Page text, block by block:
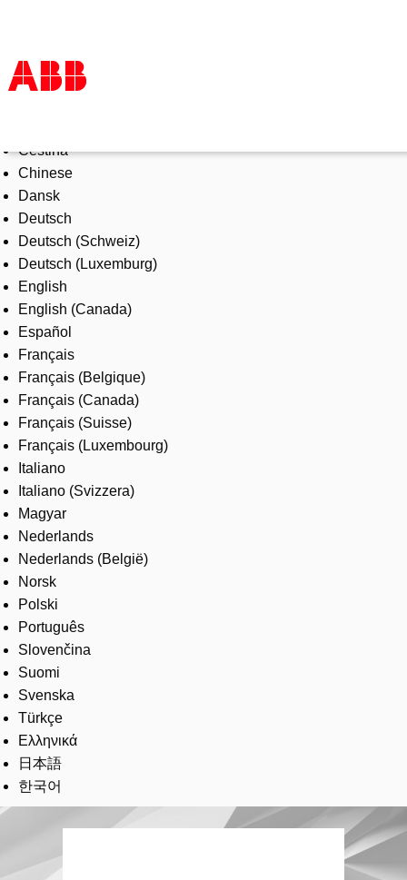
Products & Solutions
Industries
Services
About us
Where to buy
Contact us
Careers
Čeština
Chinese
Dansk
Deutsch
Deutsch (Schweiz)
Deutsch (Luxemburg)
English
English (Canada)
Español
Français
Français (Belgique)
Français (Canada)
Français (Suisse)
Français (Luxembourg)
Italiano
Italiano (Svizzera)
Magyar
Nederlands
Nederlands (België)
Norsk
Polski
Português
Slovenčina
Suomi
Svenska
Türkçe
Ελληνικά
日本語
한국어